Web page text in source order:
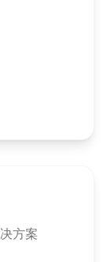
方案